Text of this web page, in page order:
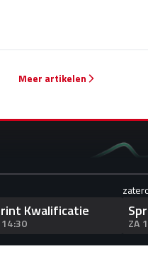
Meer artikelen
Kwalificatie
14:30 ZA